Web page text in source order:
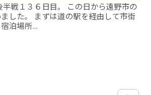
半戦１３６日目。 この日から遠野市の
した。 まずは道の駅を経由して市街
泊場所...